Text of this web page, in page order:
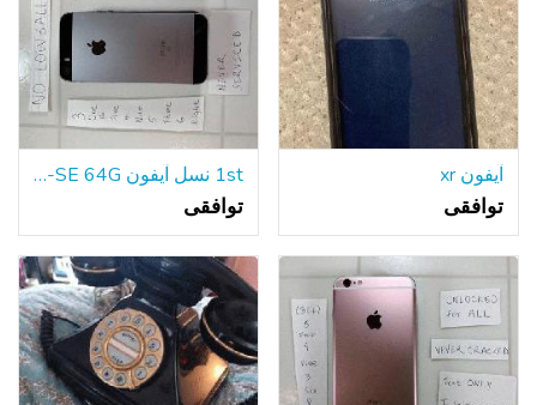
آیفون xr
توافقی
1st نسل آیفون SE 64G-بدون محدودیت سیم کارت-97 ٪ باتری
توافقی